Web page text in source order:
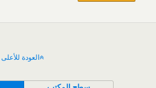
العودة للأعلى